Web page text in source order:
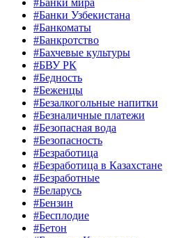
#Банки Узбекистана
#Банкоматы
#Банкротство
#Бахчевые культуры
#БВУ РК
#Бедность
#Беженцы
#Безалкогольные напитки
#Безналичные платежи
#Безопасная вода
#Безопасность
#Безработица
#Безработица в Казахстане
#Безработные
#Беларусь
#Бензин
#Бесплодие
#Бетон